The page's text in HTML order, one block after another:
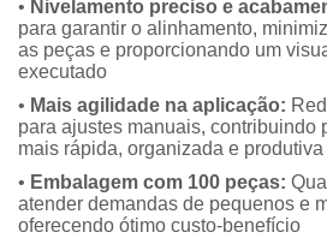
• Nivelamento preciso e
para garantir o alinhamento,
as peças e proporcionando um
executado
• Mais agilidade na aplicação:
para ajustes manuais, contribuindo
mais rápida, organizada e produtiva
• Embalagem com 100 peças:
atender demandas de pequenos e
oferecendo ótimo custo-benefício